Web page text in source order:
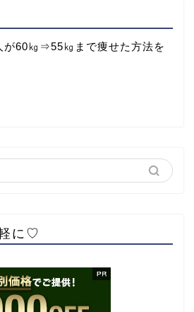
が60㎏⇒55㎏まで痩せた方法を
に♡